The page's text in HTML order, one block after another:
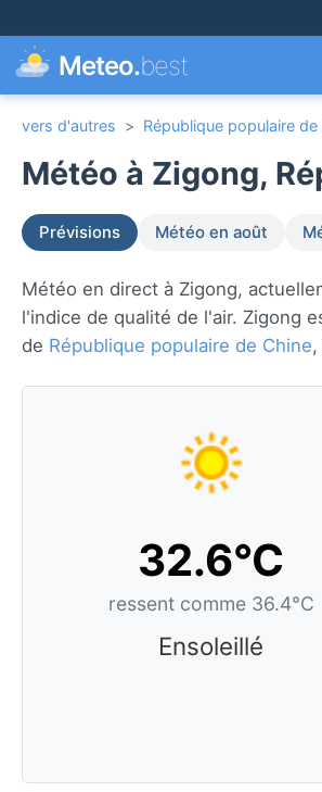
Meteo.best
vers d'autres > République populaire de
Météo à Zigong,
Prévisions Météo en août
Météo en direct à Zigong,
l'indice de qualité de l'air. Zigong
de République populaire de Chine
32.6°C
ressent comme 36.4°C
Ensoleillé